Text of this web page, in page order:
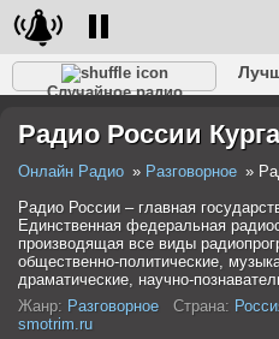
Случайное радио
Разговорное
Рэп
Радио России
Онлайн Радио Разговорное
Радио России – главная
Единственная федеральная
производящая все виды
общественно-политические,
драматические, научно-
Жанр: Разговорное Страна:
smotrim.ru